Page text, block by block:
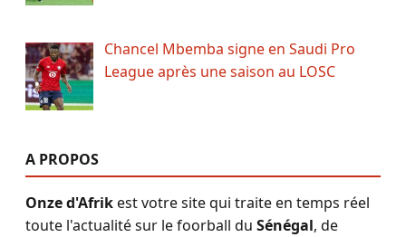
Chancel Mbemba signe en Saudi Pro
League après une saison au LOSC
A PROPOS
Onze d'Afrikest votre site qui traite en temps réel
toute l'actualité sur le foorball du Sénégal, de